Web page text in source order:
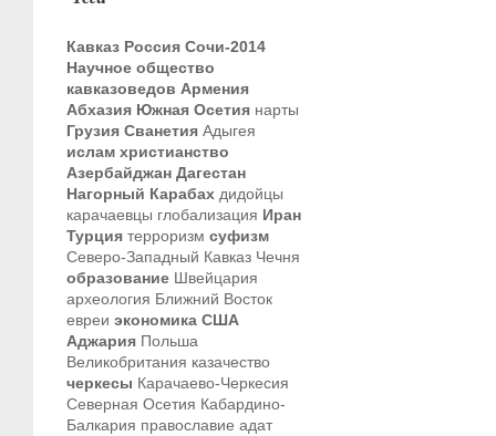
Кавказ Россия Сочи-2014
Научное общество
кавказоведов Армения
Абхазия Южная Осетия нарты
Грузия Сванетия Адыгея
ислам христианство
Азербайджан Дагестан
Нагорный Карабах дидойцы
карачаевцы глобализация Иран
Турция терроризм суфизм
Северо-Западный Кавказ Чечня
образование Швейцария
археология Ближний Восток
евреи экономика США
Аджария Польша
Великобритания казачество
черкесы Карачаево-Черкесия
Северная Осетия Кабардино-
Балкария православие адат